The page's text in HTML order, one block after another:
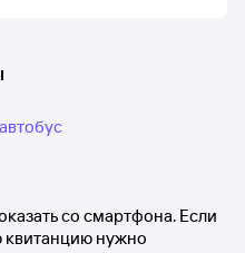
со смартфона. Если
квитанцию нужно